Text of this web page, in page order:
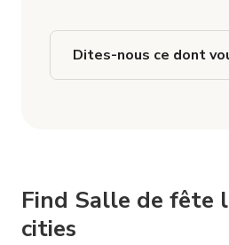
Dites-nous ce dont
Find Salle de fête
cities